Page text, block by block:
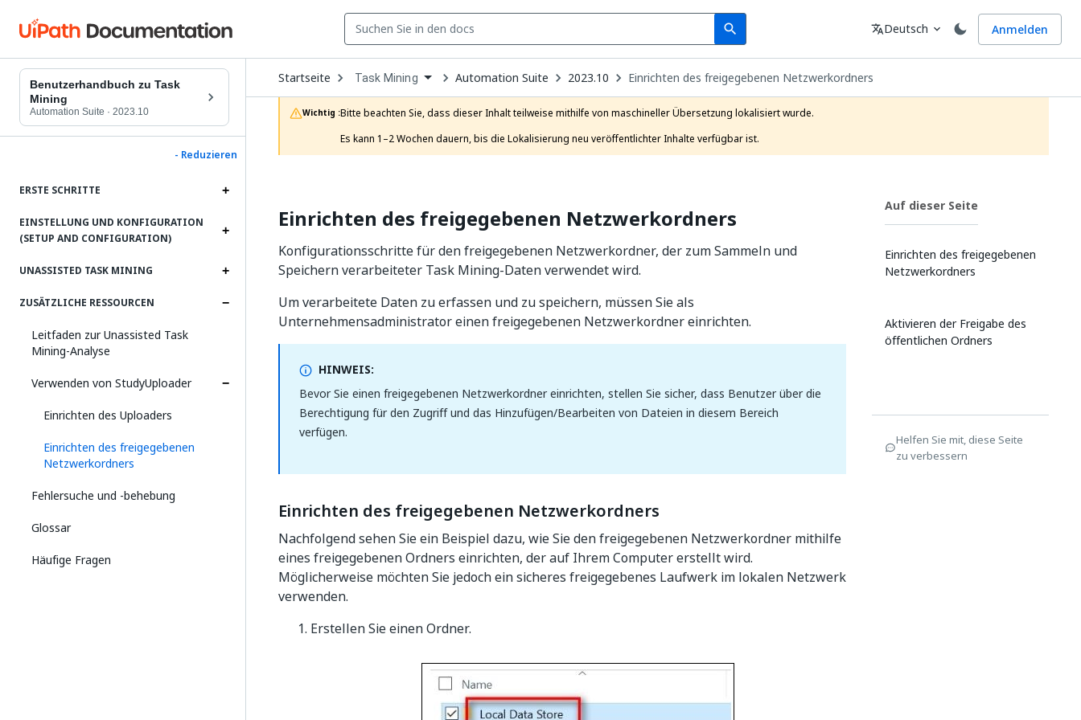
search
Search Sprache
translateDeutsch expand_more Anmelden
Benutzerhandbuch zu Task
Mining
Automation Suite · 2023.10
- Reduzieren
ERSTE SCHRITTE
EINSTELLUNG UND KONFIGURATION
(SETUP AND CONFIGURATION)
UNASSISTED TASK MINING
ZUSÄTZLICHE RESSOURCEN
Leitfaden zur Unassisted Task
Mining-Analyse
Verwenden von StudyUploader
Einrichten des Uploaders
Einrichten des freigegebenen
Netzwerkordners
Fehlersuche und ‑behebung
Glossar
Häufige Fragen
Startseite Open
Dropdown
to
choose
product
Task Mining Automation Suite 2023.10 Einrichten des freigegebenen Netzwerkordners
Wichtig :Bitte beachten Sie, dass dieser Inhalt teilweise mithilfe von maschineller Übersetzung lokalisiert wurde.
Es kann 1–2 Wochen dauern, bis die Lokalisierung neu veröffentlichter Inhalte verfügbar ist.
Einrichten des freigegebenen Netzwerkordners
Konfigurationsschritte für den freigegebenen Netzwerkordner, der zum Sammeln und
Speichern verarbeiteter Task Mining-Daten verwendet wird.
Um verarbeitete Daten zu erfassen und zu speichern, müssen Sie als
Unternehmensadministrator einen freigegebenen Netzwerkordner einrichten.
HINWEIS:
Bevor Sie einen freigegebenen Netzwerkordner einrichten, stellen Sie sicher, dass Benutzer über die
Berechtigung für den Zugriff und das Hinzufügen/Bearbeiten von Dateien in diesem Bereich
verfügen.
Einrichten des freigegebenen Netzwerkordners
Nachfolgend sehen Sie ein Beispiel dazu, wie Sie den freigegebenen Netzwerkordner mithilfe
eines freigegebenen Ordners einrichten, der auf Ihrem Computer erstellt wird.
Möglicherweise möchten Sie jedoch ein sicheres freigegebenes Laufwerk im lokalen Netzwerk
verwenden.
Erstellen Sie einen Ordner.
Auf dieser Seite
Einrichten des freigegebenen
Netzwerkordners
Aktivieren der Freigabe des
öffentlichen Ordners
Helfen Sie mit, diese Seite
zu verbessern